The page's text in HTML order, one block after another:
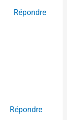
Répondre
Répondre